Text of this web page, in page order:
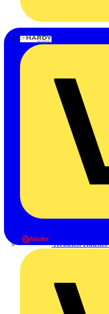
Heinrich